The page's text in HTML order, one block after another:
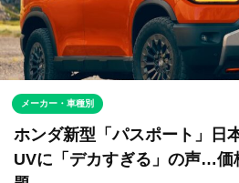
メーカー・車種別
ホンダ新型「パスポート」日
UVに「デカすぎる」の声…価